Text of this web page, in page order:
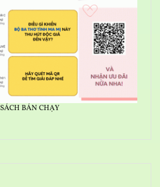
SÁCH BÁN CHẠY